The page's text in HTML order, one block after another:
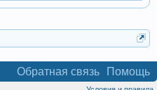
Обратная связь Помощь